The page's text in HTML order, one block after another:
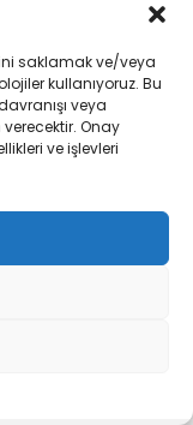
saklamak ve/veya
kullanıyoruz. Bu
veya
Onay
ve işlevleriABONE OL
ticari gemi
üzerinde
Bakanlığı
açısından